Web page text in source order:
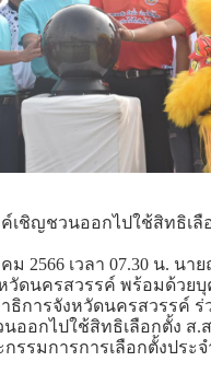
เชิญชวนออกไปใช้สิทธิเลื
ม 2566 เวลา 07.30 น. นา
วัดนครสวรรค์ พร้อมด้วย
ธิการจังหวัดนครสวรรค์ ร่
ออกไปใช้สิทธิเลือกตั้ง ส.
รรมการการเลือกตั้งประจ